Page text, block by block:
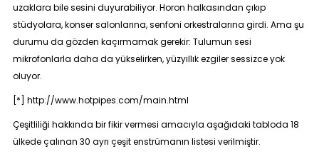
uzaklara bile sesini duyurabiliyor. Horon halkasından çıkıp
stüdyolara, konser salonlarına, senfoni orkestralarına girdi. Ama şu
durumu da gözden kaçırmamak gerekir: Tulumun sesi
mikrofonlarla daha da yükselirken, yüzyıllık ezgiler sessizce yok
oluyor.
[*] http://www.hotpipes.com/main.html
Çeşitliliği hakkında bir fikir vermesi amacıyla aşağıdaki tabloda 18
ülkede çalınan 30 ayrı çeşit enstrümanın listesi verilmiştir.